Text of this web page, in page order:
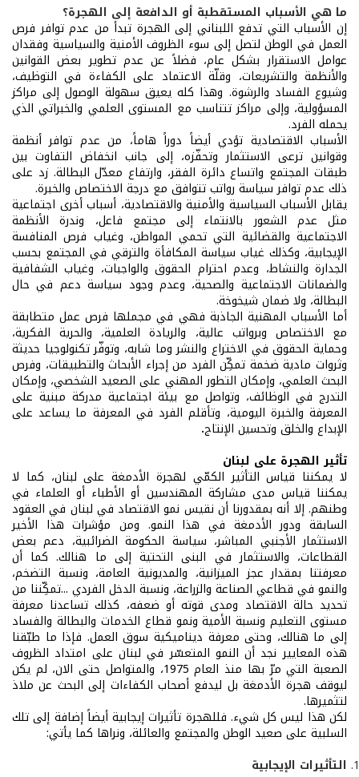
ما هي الأسباب المستقطبة أو الدافعة إلى الهجرة؟
إن الأسباب التي تدفع اللبناني إلى الهجرة تبدأ من عدم توافر فرص
العمل في الوطن لتصل إلى سوء الظروف الأمنية والسياسية وفقدان
عوامل الاستقرار بشكل عام، فضلاً عن عدم تطوير بعض القوانين
والأنظمة والتشريعات، وقلّة الاعتماد على الكفاءة في التوظيف،
وشيوع الفساد والرشوة. وهذا كله يعيق سهولة الوصول إلى مراكز
المسؤولية، وإلى مراكز تتناسب مع المستوى العلمي والخبراتي الذي
يحمله الفرد.
الأسباب الاقتصادية تؤدي أيضاً دوراً هاماً، من عدم توافر أنظمة
وقوانين ترعى الاستثمار وتحفّزه، إلى جانب انخفاض التفاوت بين
طبقات المجتمع واتساع دائرة الفقر، وارتفاع معدّل البطالة. زد على
ذلك عدم توافر سياسة رواتب تتوافق مع درجة الاختصاص والخبرة.
يقابل الأسباب السياسية والأمنية والاقتصادية، أسباب أخرى اجتماعية
مثل عدم الشعور بالانتماء إلى مجتمع فاعل، وندرة الأنظمة
الاجتماعية والقضائية التي تحمي المواطن، وغياب فرص المنافسة
الإيجابية، وكذلك غياب سياسة المكافأة والترقي في المجتمع بحسب
الجدارة والنشاط، وعدم احترام الحقوق والواجبات، وغياب الشفافية
والضمانات الاجتماعية والصحية، وعدم وجود سياسة دعم في حال
البطالة، ولا ضمان شيخوخة.
أما الأسباب المهنية الجاذبة فهي في مجملها فرص عمل متطابقة
مع الاختصاص وبرواتب عالية، والريادة العلمية، والحرية الفكرية،
وحماية الحقوق في الاختراع والنشر وما شابه، وتوفّر تكنولوجيا حديثة
وثروات مادية ضخمة تمكِّن الفرد من إجراء الأبحاث والتطبيقات، وفرص
البحث العلمي، وإمكان التطور المهني على الصعيد الشخصي، وإمكان
التدرج في الوظائف، وتواصل مع بيئة اجتماعية مدركة مبنية على
المعرفة والخبرة اليومية، وتأقلم الفرد في المعرفة ما يساعد على
الإبداع والخلق وتحسين الإنتاج.
تأثير الهجرة على لبنان
لا يمكننا قياس التأثير الكمّي لهجرة الأدمغة على لبنان، كما لا
يمكننا قياس مدى مشاركة المهندسين أو الأطباء أو العلماء في
وطنهم. إلا أنه بمقدورنا أن نقيس نمو الاقتصاد في لبنان في العقود
السابقة ودور الأدمغة في هذا النمو. ومن مؤشرات هذا الأخير
الاستثمار الأجنبي المباشر، سياسة الحكومة الضرائبية، دعم بعض
القطاعات، والاستثمار في البنى التحتية إلى ما هنالك. كما أن
معرفتنا بمقدار عجز الميزانية، والمديونية العامة، ونسبة التضخم،
والنمو في قطاعي الصناعة والزراعة، ونسبة الدخل الفردي ...تمكِّننا من
تحديد حالة الاقتصاد ومدى قوته أو ضعفه، كذلك تساعدنا معرفة
مستوى التعليم ونسبة الأمية ونمو قطاع الخدمات والبطالة والفساد
إلى ما هنالك، وحتى معرفة ديناميكية سوق العمل. فإذا ما طبّقنا
هذه المعايير نجد أن النمو المتعسّر في لبنان على امتداد الظروف
الصعبة التي مرّ بها منذ العام 1975، والمتواصل حتى الان، لم يكن
ليوقف هجرة الأدمغة بل ليدفع أصحاب الكفاءات إلى البحث عن ملاذ
لتثميرها.
لكن هذا ليس كل شيء. فللهجرة تأثيرات إيجابية أيضاً إضافة إلى تلك
السلبية على صعيد الوطن والمجتمع والعائلة، ونراها كما يأتي:
التأثيرات الإيجابية